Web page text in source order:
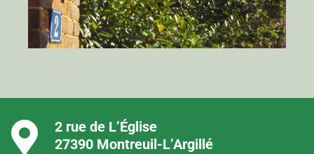
2 rue de L’Église
27390 Montreuil-L’Argillé